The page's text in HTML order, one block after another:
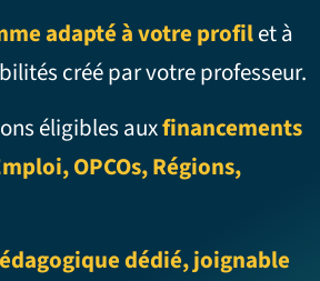
adapté à votre profilet à
créé par votre professeur.
éligibles auxfinancements
OPCOs, Régions,
dédié, joignable